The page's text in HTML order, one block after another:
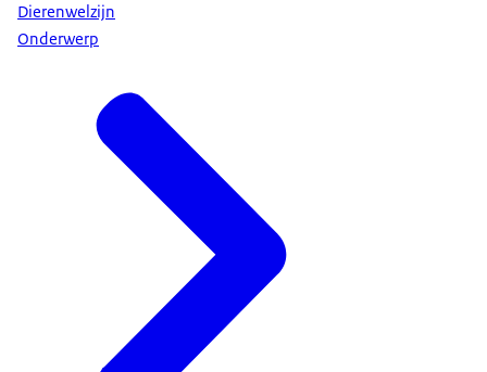
Dierenwelzijn
Onderwerp